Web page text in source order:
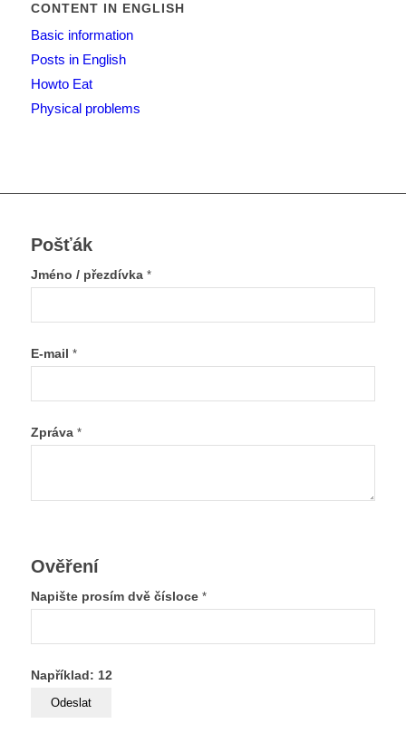
CONTENT IN ENGLISH
Basic information
Posts in English
Howto Eat
Physical problems
Pošťák
Jméno / přezdívka *
E-mail *
Zpráva *
Ověření
Napište prosím dvě čísloce *
Například: 12